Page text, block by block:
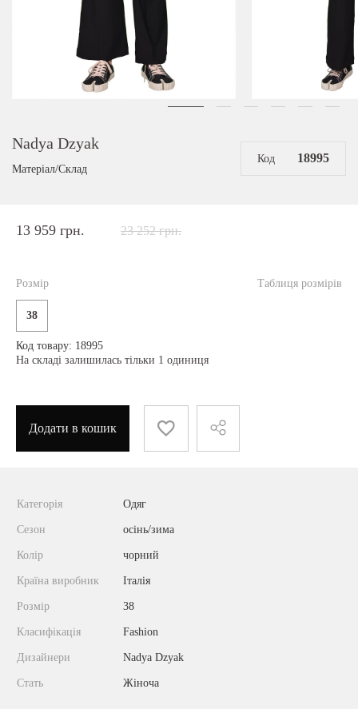
Nadya Dzyak
Матеріал/Склад
Код 18995
13 959 грн. 23 252 грн.
Таблиця розмірів
Розмір
38
Код товару: 18995
На складі залишилась тільки 1 одиниця
Додати в кошик
Категорія Одяг
Сезон осінь/зима
Колір чорний
Країна виробник Італія
Розмір 38
Класифікація Fashion
Дизайнери Nadya Dzyak
Стать Жіноча